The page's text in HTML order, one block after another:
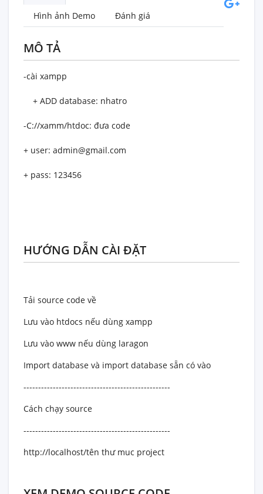
Hình ảnh Demo
Đánh giá
MÔ TẢ
-cài xampp
+ ADD database: nhatro
-C://xamm/htdoc: đưa code
+ user: admin@gmail.com
+ pass: 123456
HƯỚNG DẪN CÀI ĐẶT
Tải source code về
Lưu vào htdocs nếu dùng xampp
Lưu vào www nếu dùng laragon
Import database và import database sẵn có vào
--------------------------------------------------
Cách chạy source
--------------------------------------------------
http://localhost/tên thư muc project